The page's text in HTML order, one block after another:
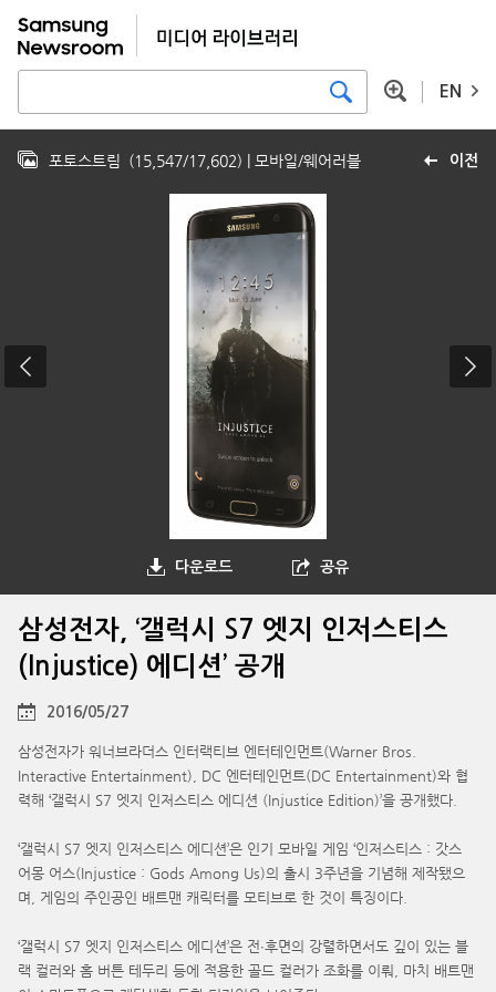
EN
이전
포토스트림 (15,547/17,602) | 모바일/웨어러블
다운로드 공유
삼성전자, ‘갤럭시 S7 엣지 인저스티스
(Injustice) 에디션’ 공개
2016/05/27
삼성전자가 워너브라더스 인터랙티브 엔터테인먼트(Warner Bros.
Interactive Entertainment), DC 엔터테인먼트(DC Entertainment)와 협
력해 ‘갤럭시 S7 엣지 인저스티스 에디션 (Injustice Edition)’을 공개했다.
‘갤럭시 S7 엣지 인저스티스 에디션’은 인기 모바일 게임 ‘인저스티스 : 갓스
어몽 어스(Injustice : Gods Among Us)의 출시 3주년을 기념해 제작됐으
며, 게임의 주인공인 배트맨 캐릭터를 모티브로 한 것이 특징이다.
‘갤럭시 S7 엣지 인저스티스 에디션’은 전∙후면의 강렬하면서도 깊이 있는 블
랙 컬러와 홈 버튼 테두리 등에 적용한 골드 컬러가 조화를 이뤄, 마치 배트맨